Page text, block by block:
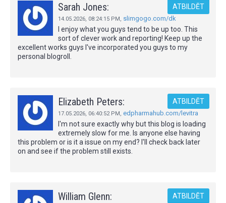
Sarah Jones:
14.05.2026, 08:24:15 PM, slimgogo.com/dk
ATBILDĒT
I enjoy what you guys tend to be up too. This
sort of clever work and reporting! Keep up the
excellent works guys I've incorporated you guys to my
personal blogroll.
Elizabeth Peters:
17.05.2026, 06:40:52 PM, edpharmahub.com/levitra
ATBILDĒT
I'm not sure exactly why but this blog is loading
extremely slow for me. Is anyone else having
this problem or is it a issue on my end? I'll check back later
on and see if the problem still exists.
William Glenn: ATBILDĒT